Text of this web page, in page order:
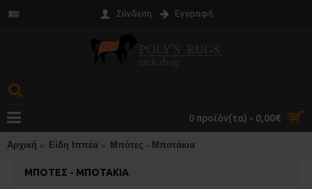
Σύνδεση Εγγραφή
0 προϊόν(τα) - 0,00€
Αρχική Είδη Ιππέα Μπότες - Μποτάκια
ΜΠΌΤΕΣ - ΜΠΟΤΆΚΙΑ